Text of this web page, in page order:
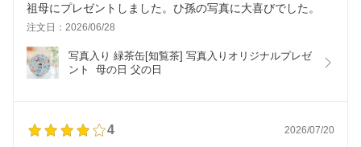
祖母にプレゼントしました。ひ孫の写真に大喜びでした。
注文日：2026/06/28
写真入り 緑茶缶[知覧茶] 写真入りオリジナルプレゼ
ント  母の日 父の日
4 2026/07/20